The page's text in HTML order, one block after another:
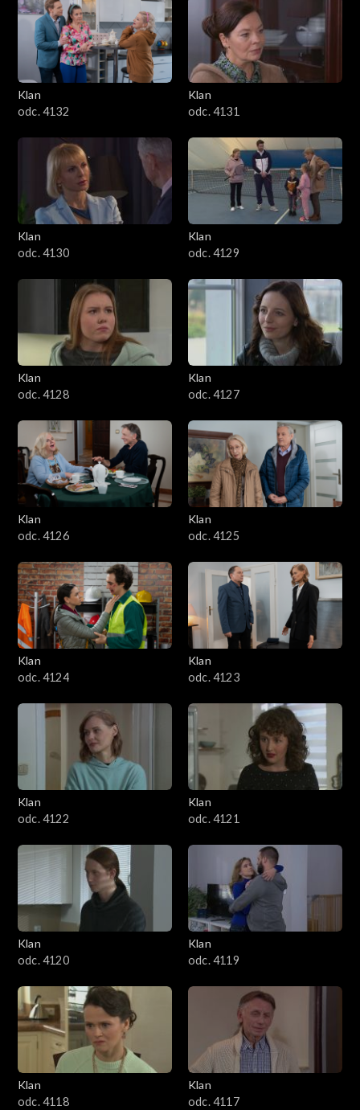
Klan
odc. 4132
Klan
odc. 4131
Klan
odc. 4130
Klan
odc. 4129
Klan
odc. 4128
Klan
odc. 4127
Klan
odc. 4126
Klan
odc. 4125
Klan
odc. 4124
Klan
odc. 4123
Klan
odc. 4122
Klan
odc. 4121
Klan
odc. 4120
Klan
odc. 4119
Klan
odc. 4118
Klan
odc. 4117